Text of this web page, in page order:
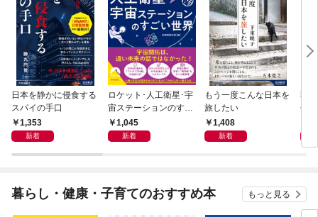
日本を静かに侵食する
スパイの手口
1,353
新着
ロケット･人工衛星･宇
宙ステーションのすご
い世界
1,045
新着
もう一度こんな日本を
旅したい
1,408
新着
朝
分
暮らし・健康・子育てのおすすめ本 もっと見る